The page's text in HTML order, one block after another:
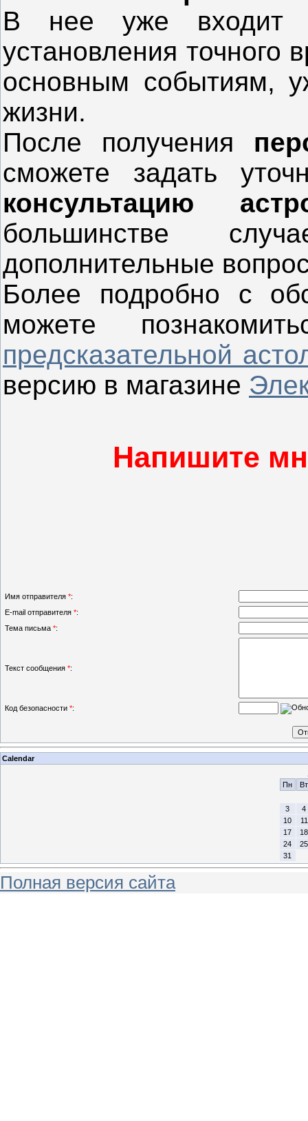
В нее уже
установления
основным событиям,
жизни.
После получения
сможете задать
консультацию
большинстве
дополнительные
Более подробно с
можете
предсказательной
версию в магазине
Напишите
Имя отправителя *:
E-mail отправителя *:
Тема письма *:
Текст сообщения *:
Код безопасности *:
Calendar
Пн
Вт
3
4
10
11
17
18
24
25
31
Полная версия сайта